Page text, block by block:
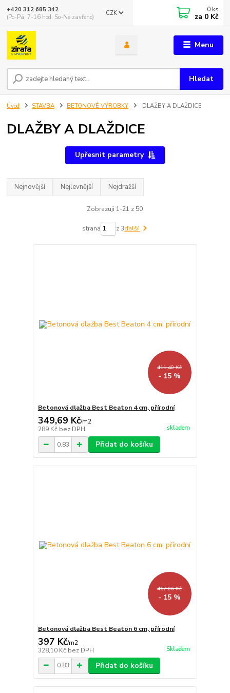
Menu
CZK
Hledat
+420 312 685 342
(Po-Pá, 7-16 hod. So-Ne zavřeno)
0 ks
za 0 Kč
Úvod STAVBA BETONOVÉ VÝROBKY DLAŽBY A DLAŽDICE
DLAŽBY A DLAŽDICE
Upřesnit parametry
Nejnovější Nejlevnější Nejdražší
Zobrazuji 1-21 z 50
strana z 3další
411,40 Kč
- 15 %
Betonová dlažba Best Beaton 4 cm, přírodní
349,69 Kč/m2
289 Kč bez DPH skladem
Přidat do košíku
467,06 Kč
- 15 %
Betonová dlažba Best Beaton 6 cm, přírodní
397 Kč/m2
328,10 Kč bez DPH Skladem
Přidat do košíku